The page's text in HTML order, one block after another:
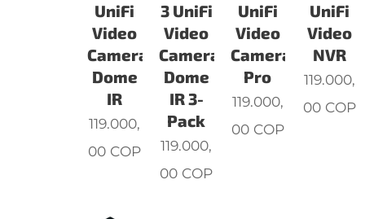
UniFi
Video
Camera
Dome
IR
119.000,
00 COP
3 UniFi
Video
Camera
Dome
IR 3-
Pack
119.000,
00 COP
UniFi
Video
Camera
Pro
119.000,
00COP
UniFi
Video
NVR
119.000,
00COP